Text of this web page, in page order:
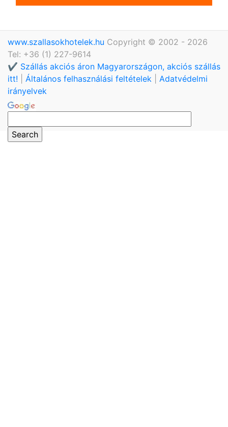
www.szallasokhotelek.hu Copyright © 2002 - 2026
Tel: +36 (1) 227-9614
✔️ Szállás akciós áron Magyarországon, akciós szállás
itt!
Általános felhasználási feltételek
Adatvédelmi
irányelvek